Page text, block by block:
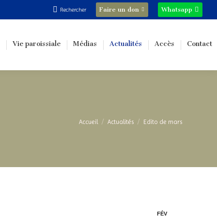
Recherche
:
Rechercher Faire un don Whatsapp
Vie paroissiale Médias Actualités Accès Contact
Vous êtes ici :
Accueil Actualités Edito de mars
FÉV